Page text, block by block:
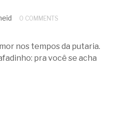
0 COMMENTS
nos tempos da putaria.
pra você se acha